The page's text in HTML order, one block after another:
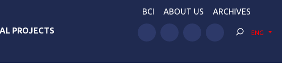
PROJECTS
BCI ABOUT US ARCHIVES
ENG